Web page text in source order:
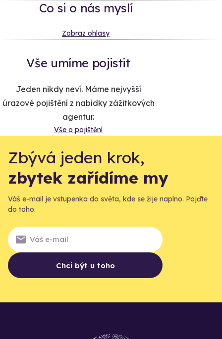
Co si o nás myslí
Zobraz ohlasy
Vše umíme pojistit
Jeden nikdy neví. Máme nejvyšší
úrazové pojištění z nabídky zážitkových
agentur.
Vše o pojištění
Zbývá jeden krok,
zbytek zařídíme my
Váš e-mail je vstupenka do světa, kde se žije naplno. Pojďte
do toho.
Chci být u toho